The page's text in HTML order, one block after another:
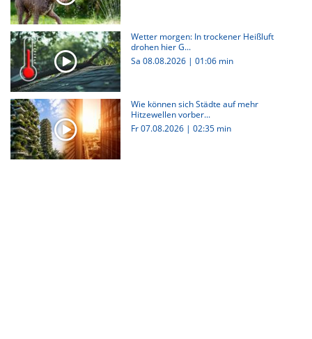
Wetter morgen: In trockener Heißluft
drohen hier G...
Sa 08.08.2026 | 01:06 min
Wie können sich Städte auf mehr
Hitzewellen vorber...
Fr 07.08.2026 | 02:35 min